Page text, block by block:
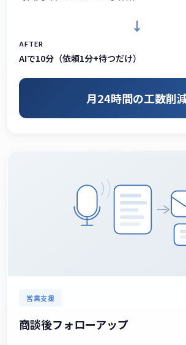
→
AFTER
AIで10分（依頼1分+待つだけ）
月24時間の工数削
営業支援
商談後フォローアップ